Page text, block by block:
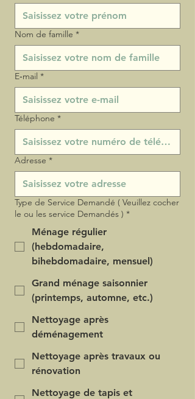
Nom de famille *
E‑mail *
Téléphone *
Adresse *
Type de Service Demandé ( Veuillez cocher
le ou les service Demandés ) *
Ménage régulier
(hebdomadaire,
bihebdomadaire, mensuel)
Grand ménage saisonnier
(printemps, automne, etc.)
Nettoyage après
déménagement
Nettoyage après travaux ou
rénovation
Nettoyage de tapis et